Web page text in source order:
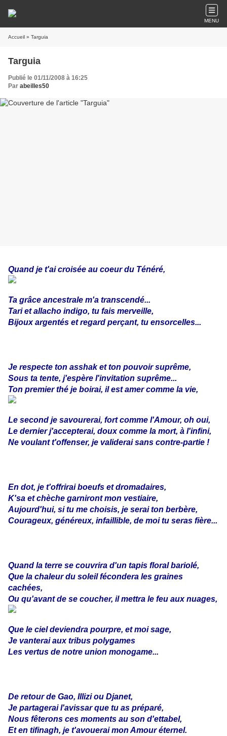
MENU
Accueil » Targuia
Targuia
Publié le 01/11/2008 à 16:25
Par abeilles50
Quand je t'ai croisée au coeur du Ténéré,
Ta grâce ancestrale m'a transcendé...
Tari et allacho indigo, tu fais merveille,
Bijoux argentés et regard perçant, tu ensorcelles...
Je respecte ton asshak et ton pouvoir suprême,
Sous ta tente, j'espère l'invitation suprême...
Ton premier thé je boirai, il est amer comme la vie,
Le second je savourerai, fort comme l'Amour, oh oui,
Le dernier j'accepterai, doux comme la mort, à l'infini,
Ne voulant t'offenser, je validerai sans contre-partie !
En dot, je t'offrirai boeufs et dromadaires,
K'sa et chèche garniront mon vestiaire,
Aujourd'hui, si tu me choisis, je serai ton berbère,
Courageux, généreux, infaillible, de moi tu seras fière...
Quand la terre se couvrira d'un tapis floral bariolé,
Que la chaleur du soleil fécondera les graines
cachées,
Ou qu'avant de se coucher, il mettra le feu aux nuages,
Que le ciel deviendra pourpre, et moi sage,
Je vanterai aux tribus polygames
Les vertus de notre union monogame...
De retour de Gao, Illizi ou Djanet,
Je partagerai l'avissar que tu as préparé,
Nous fêterons ces moments au son d'ettabel,
Et en tifinagh, je t'avouerai mon Amour éternel.